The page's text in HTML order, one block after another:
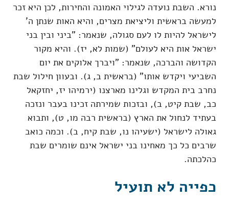
נורא. השבת נועדה לגילוי האמונה והחירות, לכן היא זכר
למעשה בראשית וליציאת מצרים, והיא האות שנתן ה'
לישראל להיות לו לעם סגולה, שנאמר: "ביני ובין בני
ישראל אות היא לעולם" (שמות לא, יז). והיא מקור
הקדושה והברכה, שנאמר: "ויברך אלוקים את יום
השביעי ויקדש אותו" (בראשית ב, ג). ובעוון חילול שבת
נחרב בית המקדש וגלינו מארצנו (ירמיהו יז, יחזקאל
כב, שבת קיט, ב), ובזכות שמירתה זכינו בעבר ונזכה
בעתיד לנחול את הארץ (בראשית רבה מו, ט), ותבוא
גאולה לישראל (ישעיהו נו, שבת קיח, ב). וכמה כואב
שרבים כל כך מאחינו בני ישראל אינם שומרים שבת
כהלכתה.
כפייה לא תועיל